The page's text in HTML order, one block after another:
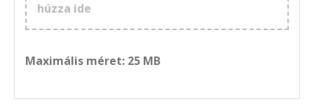
húzza ide
Maximális méret: 25 MB